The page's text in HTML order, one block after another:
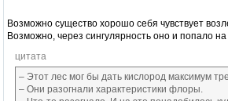
Возможно существо хорошо себя чувствует
Возможно, через сингулярность оно и попало на
цитата
– Этот лес мог бы дать кислород максимум
– Они разогнали характеристики флоры.